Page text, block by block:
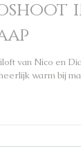
in
van Nico en